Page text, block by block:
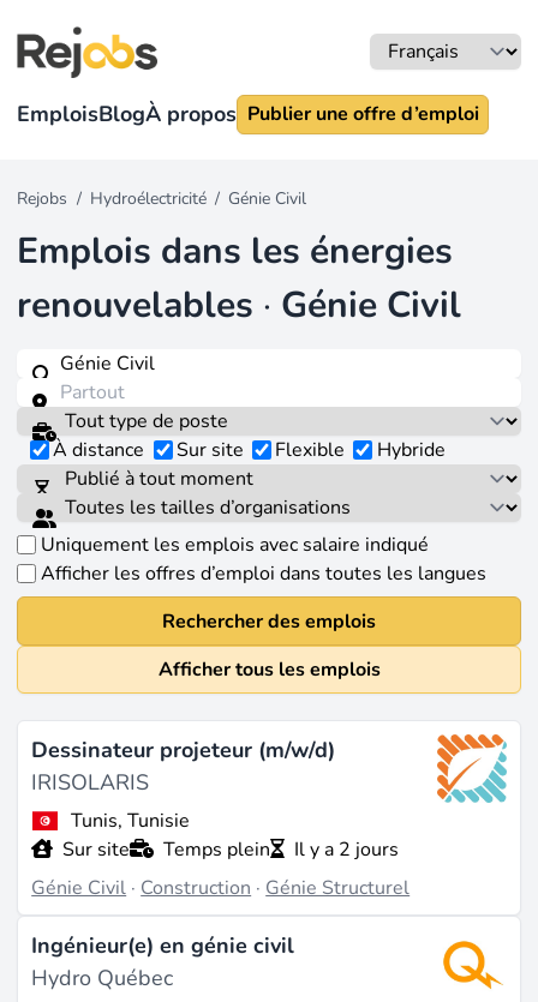
EmploisBlogÀ propos Publier une offre d’emploi
Rejobs / Hydroélectricité / Génie Civil
Emplois dans les énergies
renouvelables · Génie Civil
À distance Sur site Flexible Hybride
Uniquement les emplois avec salaire indiqué
Afficher les offres d’emploi dans toutes les langues
Rechercher des emplois
Afficher tous les emplois
Dessinateur projeteur (m/w/d)
IRISOLARIS
Tunis, Tunisie
Sur site
Temps plein
Il y a 2 jours
Génie Civil · Construction · Génie Structurel
Ingénieur(e) en génie civil
Hydro Québec